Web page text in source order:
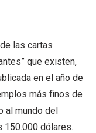
las cartas
que existen,
en el año de
más finos de
al mundo del
150.000 dólares.